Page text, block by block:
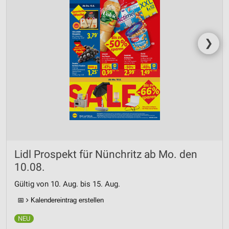
❯
Lidl Prospekt für Nünchritz ab Mo. den
10.08.
Gültig von 10. Aug. bis 15. Aug.
📅 Kalendereintrag erstellen